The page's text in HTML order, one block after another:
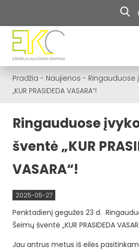
Pradžia - Naujienos - Ringauduose
„KUR PRASIDEDA VASARA“!
Ringauduose
šventė „KUR
VASARA“!
2025-05-27
Penktadienį gegužės 23 d.
Šeimų šventė „KUR PRASIDEDA
Jau antrus metus iš eilės